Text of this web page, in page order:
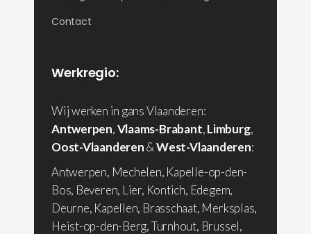
Contact
Werkregio:
Wij werken in gans Vlaanderen:
Antwerpen,Vlaams-Brabant,Limburg,
Oost-Vlaanderen&West-Vlaanderen:
Antwerpen, Mechelen, Kapelle-op-den-
Bos, Beveren, Lier, Kontich, Edegem,
Deurne, Kapellen, Brasschaat, Merksplas,
Heist-op-den-Berg, Turnhout, Brussel,